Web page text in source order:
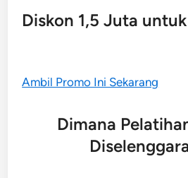
Diskon 1,5 Juta
Ambil Promo Ini Sekarang
Dimana